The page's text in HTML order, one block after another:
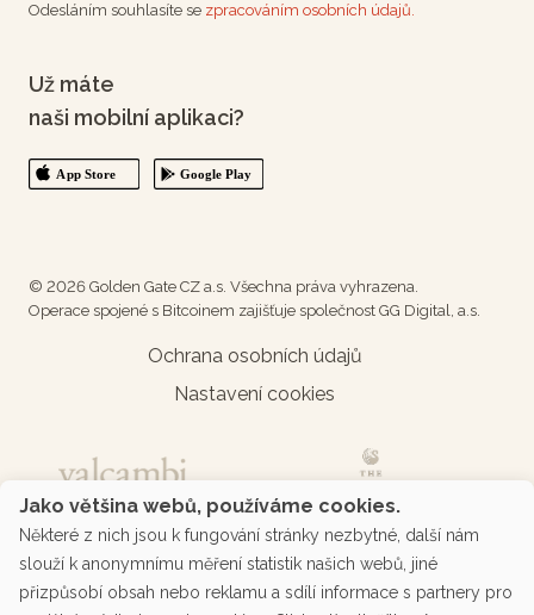
Odesláním souhlasíte se zpracováním osobních údajů.
Už máte
naši mobilní aplikaci?
© 2026 Golden Gate CZ a.s. Všechna práva vyhrazena.
Operace spojené s Bitcoinem zajišťuje společnost GG Digital, a.s.
Ochrana osobních údajů
Nastavení cookies
Jako většina webů, používáme cookies.
Některé z nich jsou k fungování stránky nezbytné, další nám
slouží k anonymnímu měření statistik našich webů, jiné
přizpůsobí obsah nebo reklamu a sdílí informace s partnery pro